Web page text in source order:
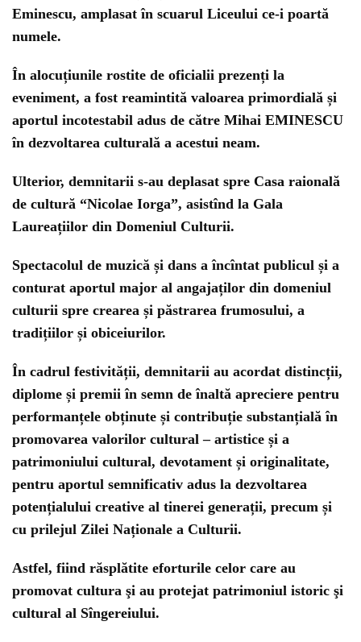
Eminescu, amplasat în scuarul Liceului ce-i poartă
numele.
În alocuțiunile rostite de oficialii prezenți la
eveniment, a fost reamintită valoarea primordială și
aportul incotestabil adus de către Mihai EMINESCU
în dezvoltarea culturală a acestui neam.
Ulterior, demnitarii s-au deplasat spre Casa raio­nală
de cultură “Nicolae Iorga”, asistînd la Gala
Laureațiilor din Domeniul Culturii.
Spectacolul de muzică și dans a încîntat publicul și a
conturat aportul major al angajaților din domeniul
culturii spre crearea și păstrarea frumosului, a
tradițiilor și obiceiurilor.
În cadrul festivității, demnitarii au acordat distincții,
diplome și premii în semn de înaltă apreciere pentru
performanțele obținute și contribuție substanțială în
promovarea valorilor cultural – artistice și a
patrimoniului cultural, devotament și originalitate,
pentru aportul semnificativ adus la dezvoltarea
potențialului creative al tinerei generații, precum și
cu prilejul Zilei Naționale a Culturii.
Astfel, fiind răsplătite eforturile celor care au
promovat cultura şi au protejat patrimoniul istoric şi
cultural al Sîngereiului.